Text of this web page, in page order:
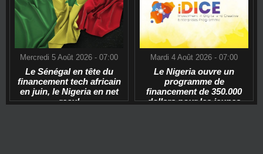
Mercredi 5 Août 2026 - 07:00
Le Sénégal en tête du
financement tech africain
en juin, le Nigeria en net
recul
Mardi 4 Août 2026 - 07:00
Le Nigeria ouvre un
programme de
financement de 350.000
dollars pour les jeunes